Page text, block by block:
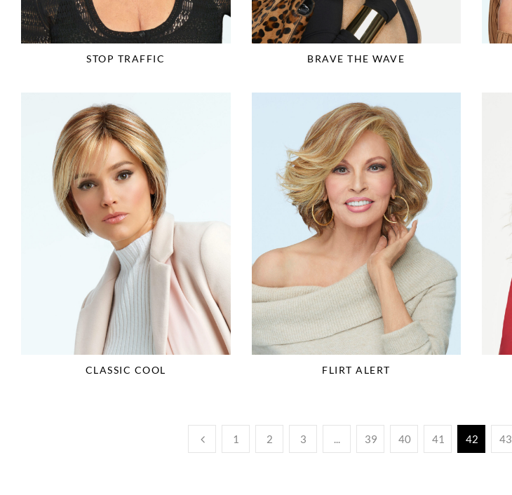
STOP TRAFFIC BRAVE THE WAVE
CLASSIC COOL FLIRT ALERT
1 2 3 39 40 41 42 43